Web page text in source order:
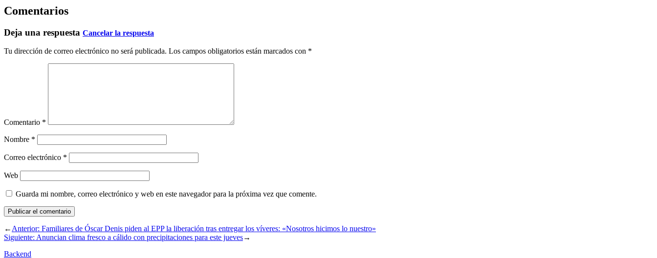
Comentarios
Deja una respuesta Cancelar la respuesta
Tu dirección de correo electrónico no será publicada. Los campos obligatorios están marcados con *
Comentario *
Nombre *
Correo electrónico *
Web
Guarda mi nombre, correo electrónico y web en este navegador para la próxima vez que comente.
←Anterior: Familiares de Óscar Denis piden al EPP la liberación tras entregar los víveres: «Nosotros hicimos lo nuestro»
Siguiente: Anuncian clima fresco a cálido con precipitaciones para este jueves→
Backend